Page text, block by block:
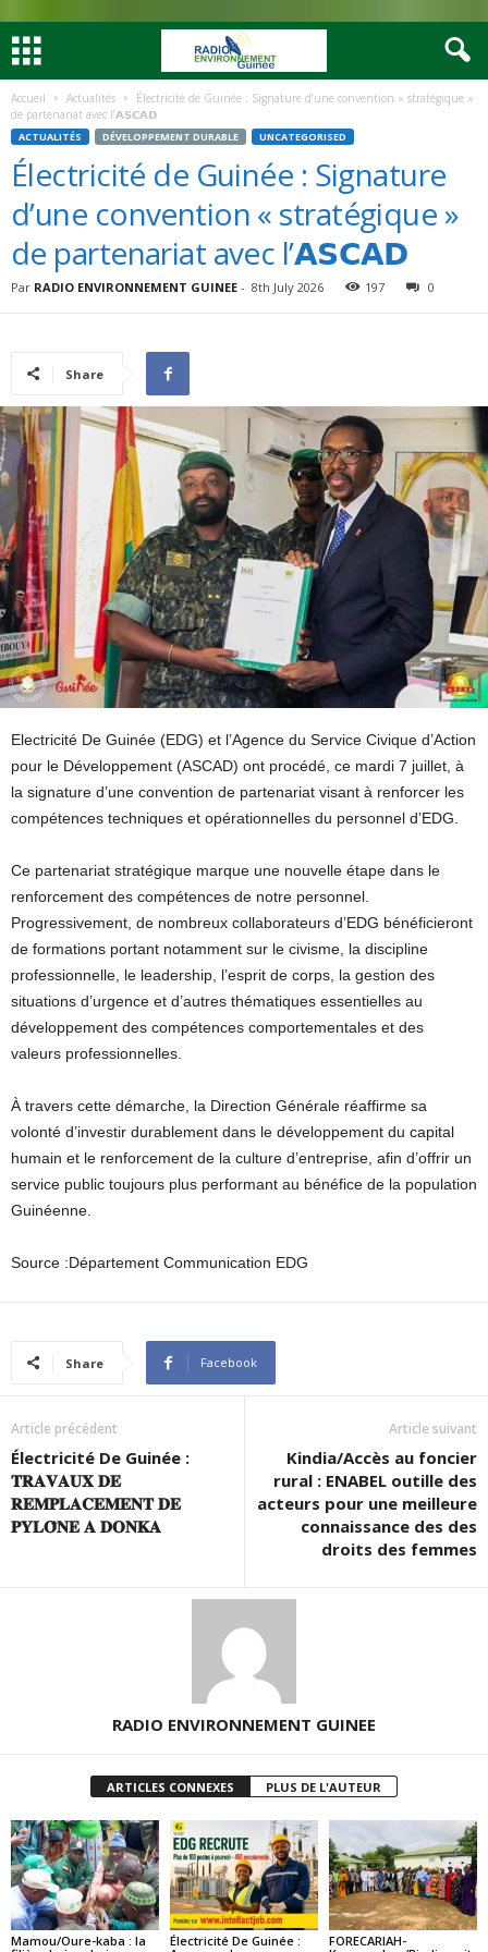
Accueil Actualités
Électricité de Guinée : Signature d’une convention « stratégique »
de partenariat avec l’𝗔𝗦𝗖𝗔𝗗
ACTUALITÉS DÉVELOPPEMENT DURABLE UNCATEGORISED
Électricité de Guinée : Signature
d’une convention « stratégique »
de partenariat avec l’𝗔𝗦𝗖𝗔𝗗
Par RADIO ENVIRONNEMENT GUINEE - 8th July 2026 197 0
Share
Electricité De Guinée (EDG) et l’Agence du Service Civique d’Action
pour le Développement (ASCAD) ont procédé, ce mardi 7 juillet, à
la signature d’une convention de partenariat visant à renforcer les
compétences techniques et opérationnelles du personnel d’EDG.
Ce partenariat stratégique marque une nouvelle étape dans le
renforcement des compétences de notre personnel.
Progressivement, de nombreux collaborateurs d’EDG bénéficieront
de formations portant notamment sur le civisme, la discipline
professionnelle, le leadership, l’esprit de corps, la gestion des
situations d’urgence et d’autres thématiques essentielles au
développement des compétences comportementales et des
valeurs professionnelles.
À travers cette démarche, la Direction Générale réaffirme sa
volonté d’investir durablement dans le développement du capital
humain et le renforcement de la culture d’entreprise, afin d’offrir un
service public toujours plus performant au bénéfice de la population
Guinéenne.
Source :Département Communication EDG
Share Facebook
Article précédent
Électricité De Guinée :
𝐓𝐑𝐀𝐕𝐀𝐔𝐗 𝐃𝐄
𝐑𝐄𝐌𝐏𝐋𝐀𝐂𝐄𝐌𝐄𝐍𝐓 𝐃𝐄
𝐏𝐘𝐋𝐎̂𝐍𝐄 𝐀 𝐃𝐎𝐍𝐊𝐀
Article suivant
Kindia/Accès au foncier
rural : ENABEL outille des
acteurs pour une meilleure
connaissance des des
droits des femmes
RADIO ENVIRONNEMENT GUINEE
ARTICLES CONNEXES PLUS DE L'AUTEUR
Mamou/Oure-kaba : la
Électricité De Guinée :
FORECARIAH-